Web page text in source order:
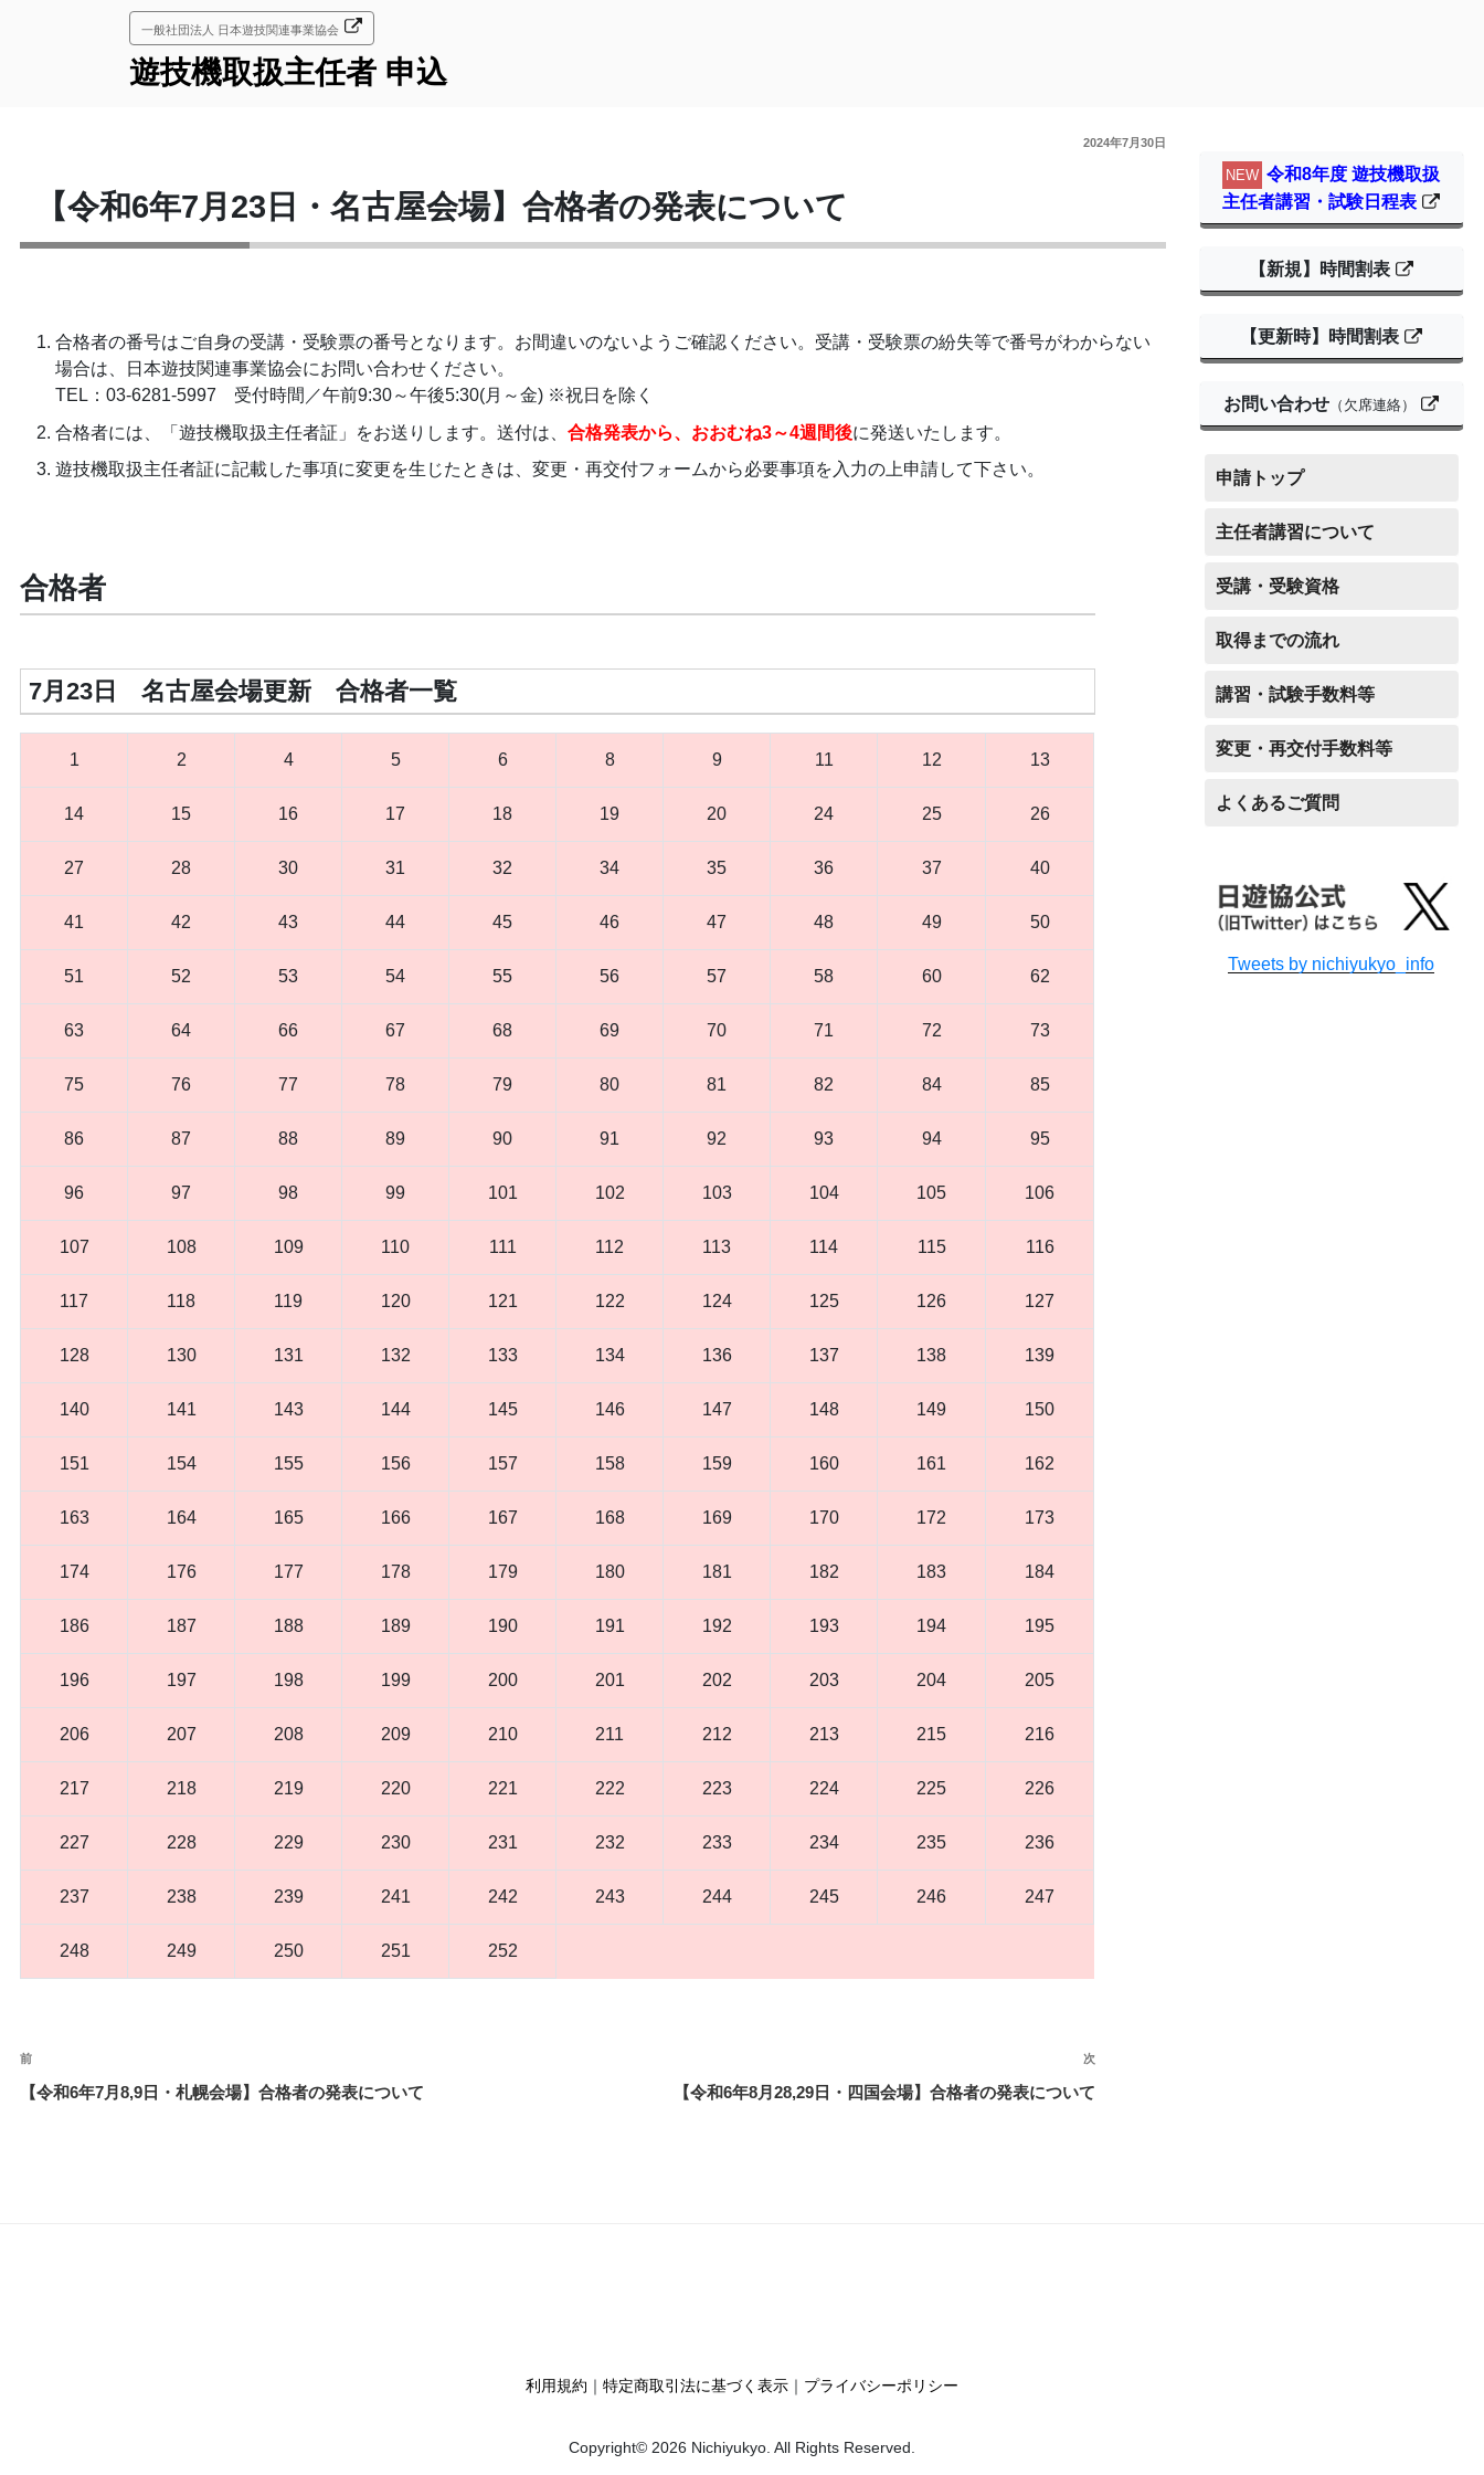
一般社団法人 日本遊技関連事業協会
遊技機取扱主任者 申込
2024年7月30日
【令和6年7月23日・名古屋会場】合格者の発表について
合格者の番号はご自身の受講・受験票の番号となります。お間違いのないようご確認ください。受講・受験票の紛失等で番号がわからない
場合は、日本遊技関連事業協会にお問い合わせください。
TEL：03-6281-5997 受付時間／午前9:30～午後5:30(月～金) ※祝日を除く
合格者には、「遊技機取扱主任者証」をお送りします。送付は、 合格発表から、おおむね3～4週間後に発送いたします。
遊技機取扱主任者証に記載した事項に変更を生じたときは、変更・再交付フォームから必要事項を入力の上申請して下さい。
合格者
7月23日 名古屋会場更新 合格者一覧
1 2 4 5 6 8 9 11 12 13
14 15 16 17 18 19 20 24 25 26
27 28 30 31 32 34 35 36 37 40
41 42 43 44 45 46 47 48 49 50
51 52 53 54 55 56 57 58 60 62
63 64 66 67 68 69 70 71 72 73
75 76 77 78 79 80 81 82 84 85
86 87 88 89 90 91 92 93 94 95
96 97 98 99 101 102 103 104 105 106
107 108 109 110 111 112 113 114 115 116
117 118 119 120 121 122 124 125 126 127
128 130 131 132 133 134 136 137 138 139
140 141 143 144 145 146 147 148 149 150
151 154 155 156 157 158 159 160 161 162
163 164 165 166 167 168 169 170 172 173
174 176 177 178 179 180 181 182 183 184
186 187 188 189 190 191 192 193 194 195
196 197 198 199 200 201 202 203 204 205
206 207 208 209 210 211 212 213 215 216
217 218 219 220 221 222 223 224 225 226
227 228 229 230 231 232 233 234 235 236
237 238 239 241 242 243 244 245 246 247
248 249 250 251 252
投
稿
前
の
前
【令和6年7月8,9日・札幌会場】合格者の発表について
次
の
次
【令和6年8月28,29日・四国会場】合格者の発表について
NEW 令和8年度 遊技機取扱
主任者講習・試験日程表
【新規】時間割表
【更新時】時間割表
お問い合わせ （欠席連絡）
申請トップ
主任者講習について
受講・受験資格
取得までの流れ
講習・試験手数料等
変更・再交付手数料等
よくあるご質問
Tweets by nichiyukyo_info
利用規約 特定商取引法に基づく表示 プライバシーポリシー
Copyright© 2026 Nichiyukyo. All Rights Reserved.